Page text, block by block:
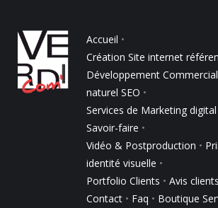
Accueil •
Création Site internet
Développement Commercial
naturel SEO •
Services de Marketing digital
Savoir-faire •
Vidéo & Postproduction •
identité visuelle •
Portfolio Clients • Avis clients
Contact • Faq • Boutique